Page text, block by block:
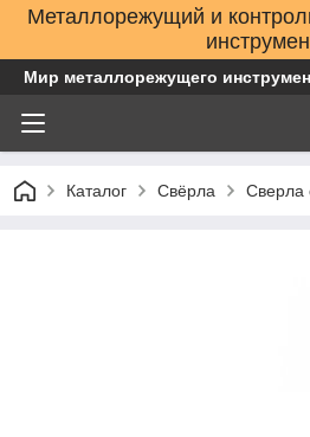
Металлорежущий и
Мир металлорежущего
Каталог Свёрла Сверла